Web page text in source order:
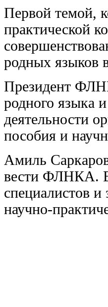
Первой темой,
практической
родных языков
Президент
родного языка
деятельности
пособия и
Амиль Саркаров
вести ФЛНКА. В
специалистов
научно-